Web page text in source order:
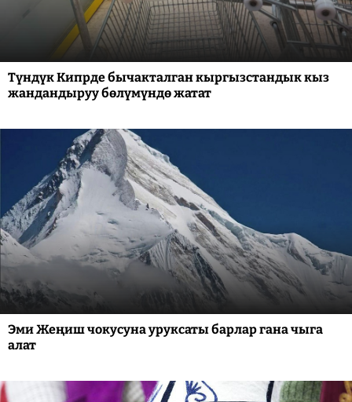
Түндүк Кипрде бычакталган кыргызстандык кыз
жандандыруу бөлүмүндө жатат
Эми Жеңиш чокусуна уруксаты барлар гана чыга
алат